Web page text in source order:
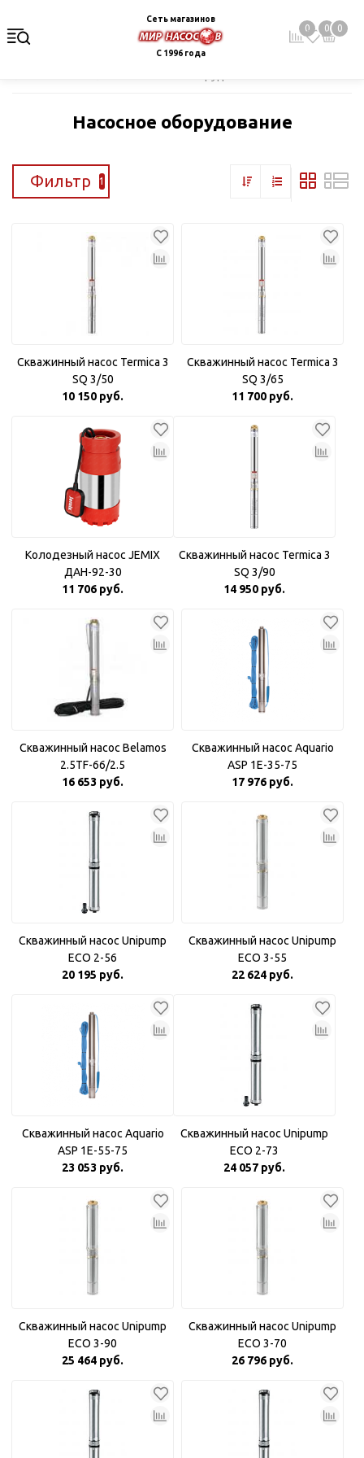
Сеть магазинов
С 1996 года
0 0 0
Насосное оборудование
Фильтр 1
Скважинный насос Termica 3
SQ 3/50
10 150 руб.
Скважинный насос Termica 3
SQ 3/65
11 700 руб.
Колодезный насос JEMIX
ДАН-92-30
11 706 руб.
Скважинный насос Termica 3
SQ 3/90
14 950 руб.
Скважинный насос Belamos
2.5TF-66/2.5
16 653 руб.
Скважинный насос Aquario
ASP 1E-35-75
17 976 руб.
Скважинный насос Unipump
ECO 2-56
20 195 руб.
Скважинный насос Unipump
ECO 3-55
22 624 руб.
Скважинный насос Aquario
ASP 1E-55-75
23 053 руб.
Скважинный насос Unipump
ECO 2-73
24 057 руб.
Скважинный насос Unipump
ECO 3-90
25 464 руб.
Скважинный насос Unipump
ECO 3-70
26 796 руб.